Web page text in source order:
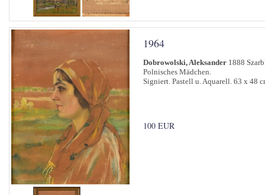
1964
Dobrowolski, Aleksander 1888
Polnisches Mädchen.
Signiert. Pastell u. Aquarell. 63 x 48
100 EUR